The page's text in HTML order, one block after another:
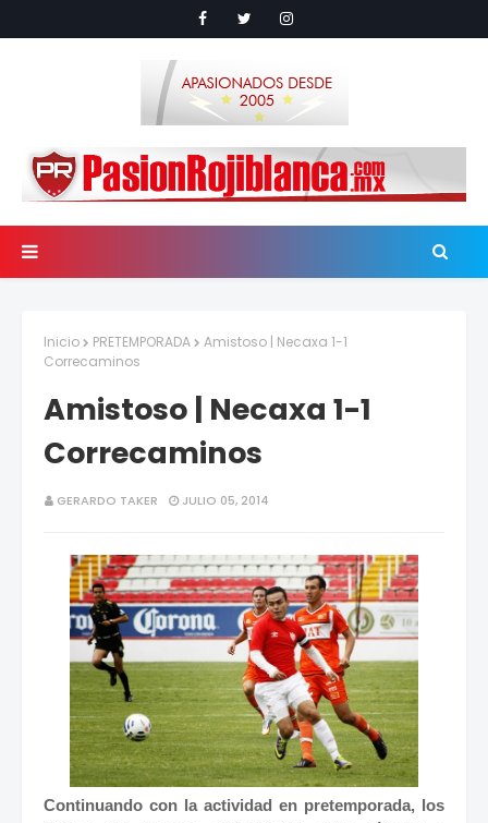
Inicio PRETEMPORADA
Amistoso | Necaxa 1-1
Correcaminos
Amistoso | Necaxa 1-1
Correcaminos
GERARDO TAKER JULIO 05, 2014
Continuando con la actividad en pretemporada, los